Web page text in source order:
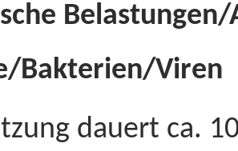
Bakterien/Viren
dauert ca.